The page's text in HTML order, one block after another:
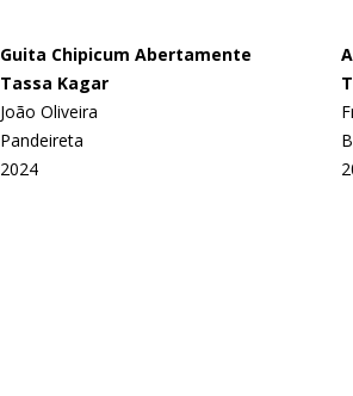
Guita Chipicum Abertamente
Tassa Kagar
João Oliveira
Pandeireta
2024